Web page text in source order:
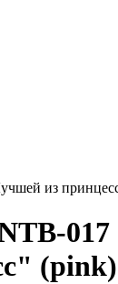
из
(pink)